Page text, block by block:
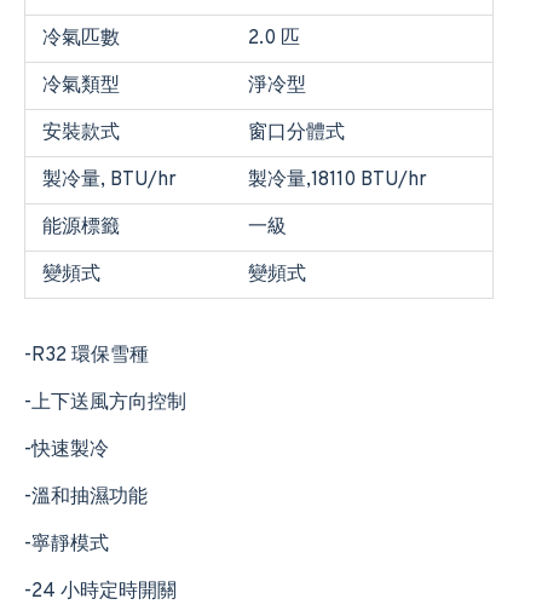
冷氣匹數
2.0 匹
冷氣類型
淨冷型
安裝款式
窗口分體式
製冷量, BTU/hr
製冷量,18110 BTU/hr
能源標籤
一級
變頻式
變頻式
-R32 環保雪種
-上下送風方向控制
-快速製冷
-溫和抽濕功能
-寧靜模式
-24 小時定時開關